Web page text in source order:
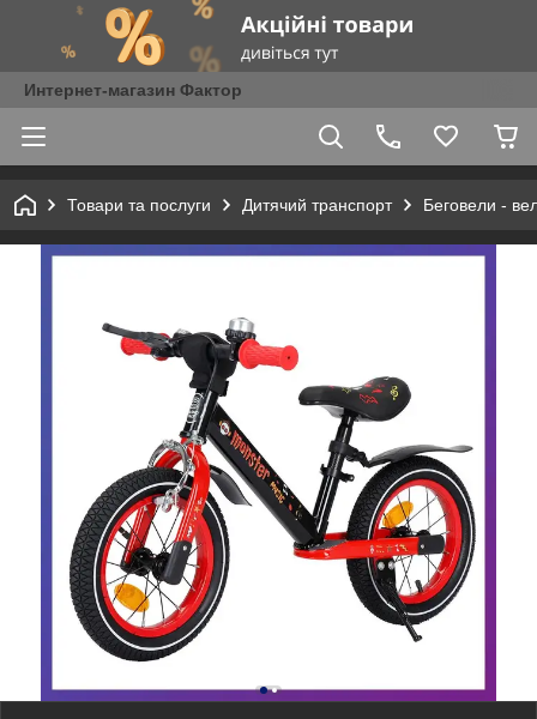
Интернет-магазин Фактор
Товари та послуги Дитячий транспорт Беговели -